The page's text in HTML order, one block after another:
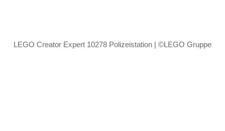
LEGO Creator Expert 10278 Polizeistation | ©LEGO Gruppe